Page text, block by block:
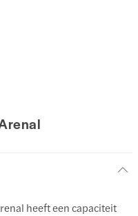
heeft een capaciteit